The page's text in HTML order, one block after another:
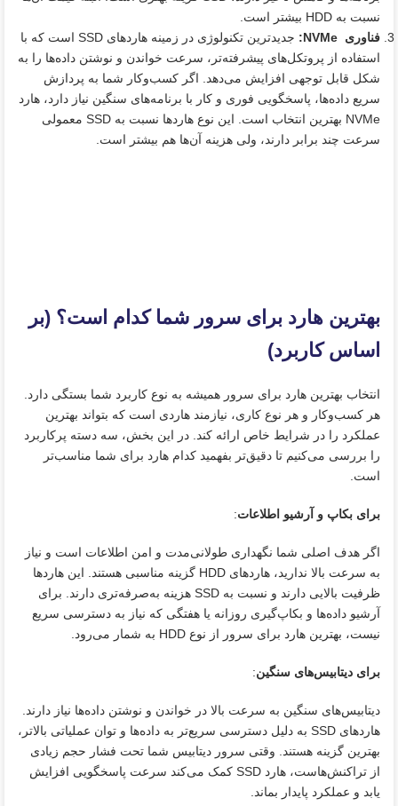
نسبت به HDD بیشتر است.
فناوری NVMe
:
جدیدترین تکنولوژی در زمینه هاردهای SSD است که با
استفاده از پروتکل‌های پیشرفته‌تر، سرعت خواندن و نوشتن داده‌ها را به
شکل قابل توجهی افزایش می‌دهد. اگر کسب‌وکار شما به پردازش
سریع داده‌ها، پاسخگویی فوری و کار با برنامه‌های سنگین نیاز دارد، هارد
NVMe بهترین انتخاب است. این نوع هاردها نسبت به SSD معمولی
سرعت چند برابر دارند، ولی هزینه آن‌ها هم بیشتر است.
بهترین هارد برای سرور شما کدام است؟ (بر
اساس کاربرد)
انتخاب بهترین هارد برای سرور همیشه به نوع کاربرد شما بستگی دارد.
هر کسب‌وکار و هر نوع کاری، نیازمند هاردی است که بتواند بهترین
عملکرد را در شرایط خاص ارائه کند. در این بخش، سه دسته پرکاربرد
را بررسی می‌کنیم تا دقیق‌تر بفهمید کدام هارد برای شما مناسب‌تر
است.
برای بکاپ و آرشیو اطلاعات:
اگر هدف اصلی شما نگهداری طولانی‌مدت و امن اطلاعات است و نیاز
به سرعت بالا ندارید، هاردهای HDD گزینه مناسبی هستند. این هاردها
ظرفیت بالایی دارند و نسبت به SSD هزینه به‌صرفه‌تری دارند. برای
آرشیو داده‌ها و بکاپ‌گیری روزانه یا هفتگی که نیاز به دسترسی سریع
نیست، بهترین هارد برای سرور از نوع HDD به شمار می‌رود.
برای دیتابیس‌های سنگین:
دیتابیس‌های سنگین به سرعت بالا در خواندن و نوشتن داده‌ها نیاز دارند.
هاردهای SSD به دلیل دسترسی سریع‌تر به داده‌ها و توان عملیاتی بالاتر،
بهترین گزینه هستند. وقتی سرور دیتابیس شما تحت فشار حجم زیادی
از تراکنش‌هاست، هارد SSD کمک می‌کند سرعت پاسخگویی افزایش
یابد و عملکرد پایدار بماند.